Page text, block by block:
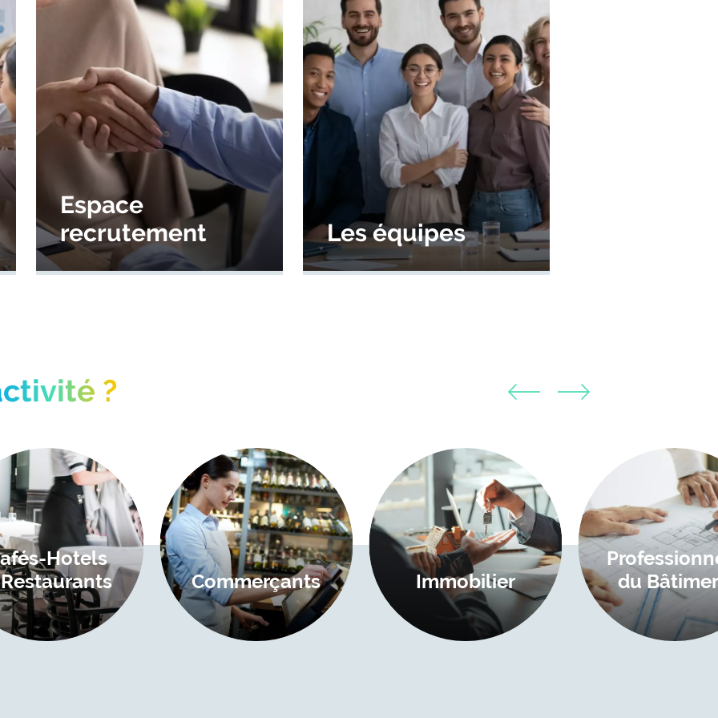
Espace
recrutement
Les équipes
?
Hotels
Commerçants Immobilier
du